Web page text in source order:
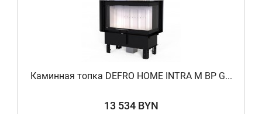
Каминная топка DEFRO HOME INTRA M BP G...
13 534 BYN